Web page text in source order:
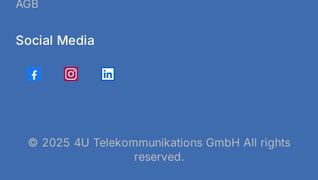
AGB
Social Media
© 2025 4U Telekommunikations GmbH All rights
reserved.